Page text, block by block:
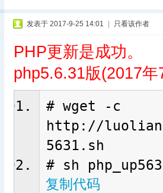
发表于 2017-9-25 14:01 只看该作者
PHP更新是成功。
php5.6.31版(2017
# wget -c
http://
5631.sh
# sh
复制代码